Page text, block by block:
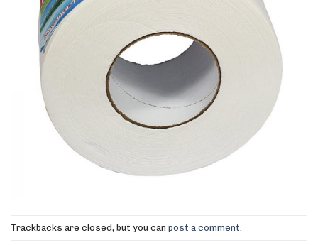
Trackbacks are closed, but you can post a comment